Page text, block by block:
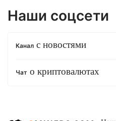
Наши соцсети
Канал с новостями
Чат о криптовалютах